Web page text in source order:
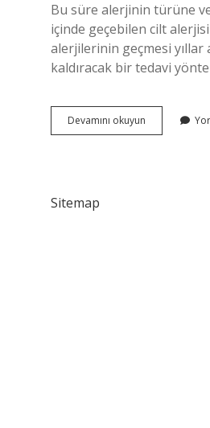
Bu süre alerjinin türüne
içinde geçebilen cilt
alerjilerinin geçmesi yıllar
kaldıracak bir tedavi
Devamını okuyun
Zamanla
Sitemap